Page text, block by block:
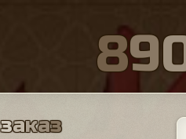
89
заказ